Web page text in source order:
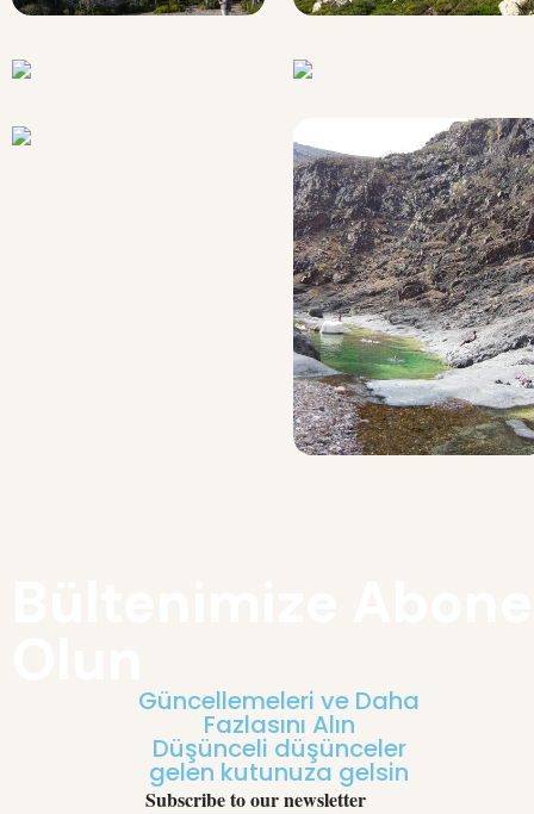
Güncellemeleri ve Daha
Fazlasını Alın
Düşünceli düşünceler
gelen kutunuza gelsin
Subscribe to our newsletter